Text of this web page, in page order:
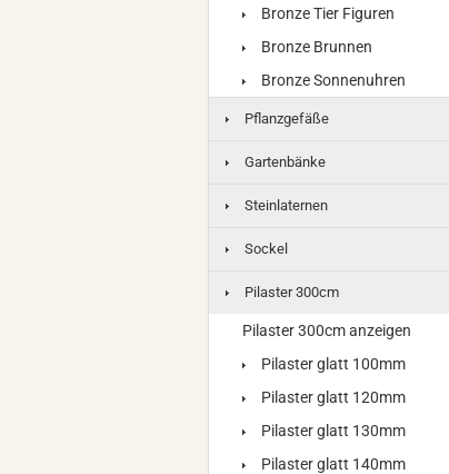
Bronze Tier Figuren
Bronze Brunnen
Bronze Sonnenuhren
Pflanzgefäße
Gartenbänke
Steinlaternen
Sockel
Pilaster 300cm
Pilaster 300cm anzeigen
Pilaster glatt 100mm
Pilaster glatt 120mm
Pilaster glatt 130mm
Pilaster glatt 140mm